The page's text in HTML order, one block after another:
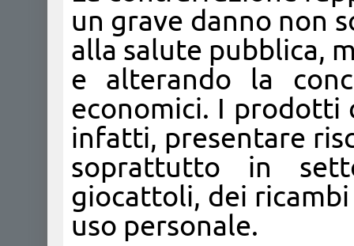
un grave danno non
alla salute pubblica,
e alterando la
economici. I prodotti
infatti, presentare
soprattutto in
giocattoli, dei
uso personale.